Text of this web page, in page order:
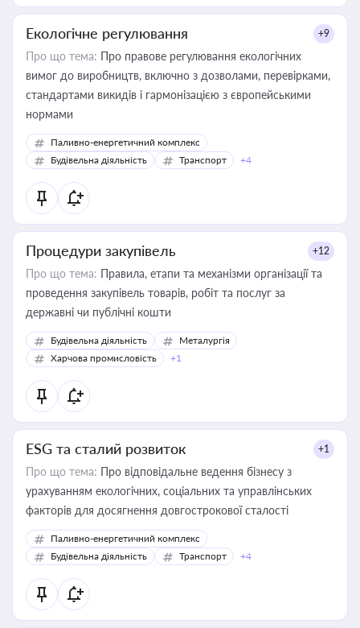
Екологічне регулювання +9
Про що тема: Про правове регулювання екологічних
вимог до виробництв, включно з дозволами, перевірками,
стандартами викидів і гармонізацією з європейськими
нормами
Паливно-енергетичний комплекс
Будівельна діяльність
Транспорт +4
Процедури закупівель +12
Про що тема: Правила, етапи та механізми організації та
проведення закупівель товарів, робіт та послуг за
державні чи публічні кошти
Будівельна діяльність
Металургія
Харчова промисловість
+1
ESG та сталий розвиток +1
Про що тема: Про відповідальне ведення бізнесу з
урахуванням екологічних, соціальних та управлінських
факторів для досягнення довгострокової сталості
Паливно-енергетичний комплекс
Будівельна діяльність
Транспорт +4